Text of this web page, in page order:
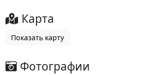
Карта
Показать карту
Фотографии